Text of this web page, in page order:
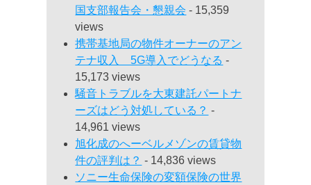
国支部報告会・懇親会 - 15,359
views
携帯基地局の物件オーナーのアン
テナ収入 5G導入でどうなる -
15,173 views
騒音トラブルを大東建託パートナ
ーズはどう対処している？ -
14,961 views
旭化成のへーベルメゾンの賃貸物
件の評判は？ - 14,836 views
ソニー生命保険の変額保険の世界